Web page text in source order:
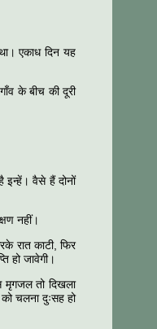
एकाध दिन यह
के बीच की दूरी
इन्हें। वैसे हैं दोनों
नहीं।
रात काटी, फिर
हो जावेगी।
मृगजल तो दिखला
चलना दुःसह हो